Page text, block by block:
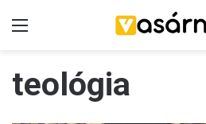
teológia